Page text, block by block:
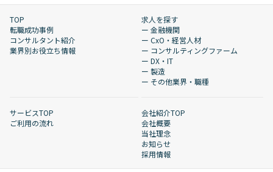
TOP
転職成功事例
コンサルタント紹介
業界別お役立ち情報
求人を探す
ー 金融機関
ー CxO・経営人材
ー コンサルティングファーム
ー DX・IT
ー 製造
ー その他業界・職種
サービスTOP
ご利用の流れ
会社紹介TOP
会社概要
当社理念
お知らせ
採用情報